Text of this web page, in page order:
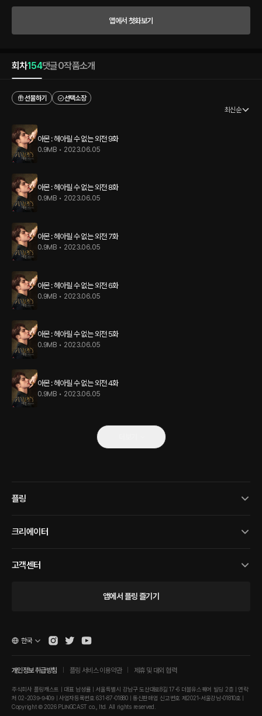
앱에서 첫화보기
회차154댓글0작품소개
선물하기
선택소장
최신순
아몬 : 헤아릴 수 없는 외전 9화
0.9MB • 2023.06.05
아몬 : 헤아릴 수 없는 외전 8화
0.9MB • 2023.06.05
아몬 : 헤아릴 수 없는 외전 7화
0.9MB • 2023.06.05
아몬 : 헤아릴 수 없는 외전 6화
0.9MB • 2023.06.05
아몬 : 헤아릴 수 없는 외전 5화
0.9MB • 2023.06.05
아몬 : 헤아릴 수 없는 외전 4화
0.9MB • 2023.06.05
플링
크리에이터
고객센터
앱에서 플링 즐기기
개인정보 취급방침 플링 서비스 이용약관 제휴 및 대외 협력
주식회사 플링캐스트 | 대표 남성률 | 서울특별시 강남구 도산대로8길 17-6 더블유스퀘어 빌딩 2층 | 연락
처 02-2039-9409 | 사업자등록번호 631-87-01880 | 통신판매업 신고번호 제2021-서울강남-01810호 |
Copyright © 2026 PLINGCAST co., ltd. All rights reserved.
한국